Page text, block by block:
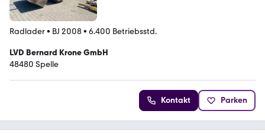
Radlader• BJ 2008• 6.400 Betriebsstd.
LVD Bernard Krone GmbH
48480 Spelle
Kontakt Parken